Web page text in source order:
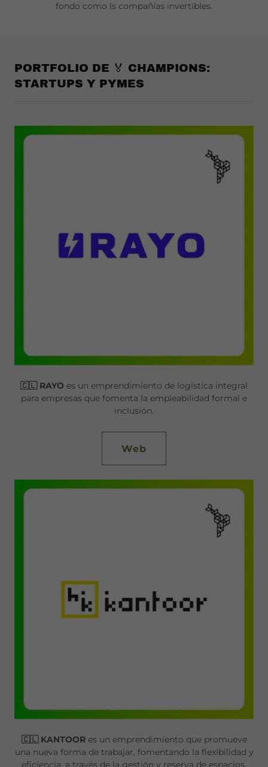
fondo como ls compañías invertibles.
PORTFOLIO DE 🏅 CHAMPIONS:
STARTUPS Y PYMES
🇨🇱 RAYO es un emprendimiento de logística integral
para empresas que fomenta la empleabilidad formal e
inclusión.
Web
🇨🇱 KANTOORes un emprendimiento que promueve
una nueva forma de trabajar, fomentando la flexibilidad y
eficiencia, a través de la gestión y reserva de espacios.